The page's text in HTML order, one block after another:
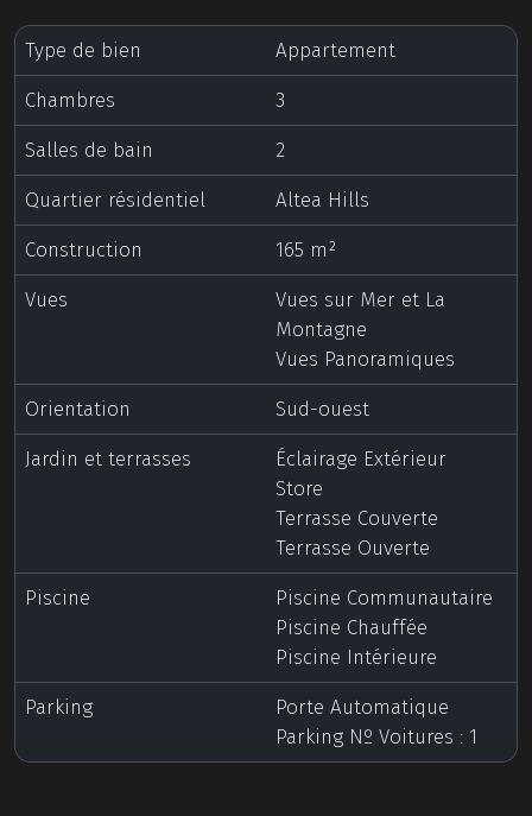
Type de bien
Appartement
Chambres
3
Salles de bain
2
Quartier résidentiel
Altea Hills
Construction
165 m²
Vues
Vues sur Mer et La
Montagne
Vues Panoramiques
Orientation
Sud-ouest
Jardin et terrasses
Éclairage Extérieur
Store
Terrasse Couverte
Terrasse Ouverte
Piscine
Piscine Communautaire
Piscine Chauffée
Piscine Intérieure
Parking
Porte Automatique
Parking Nº Voitures : 1